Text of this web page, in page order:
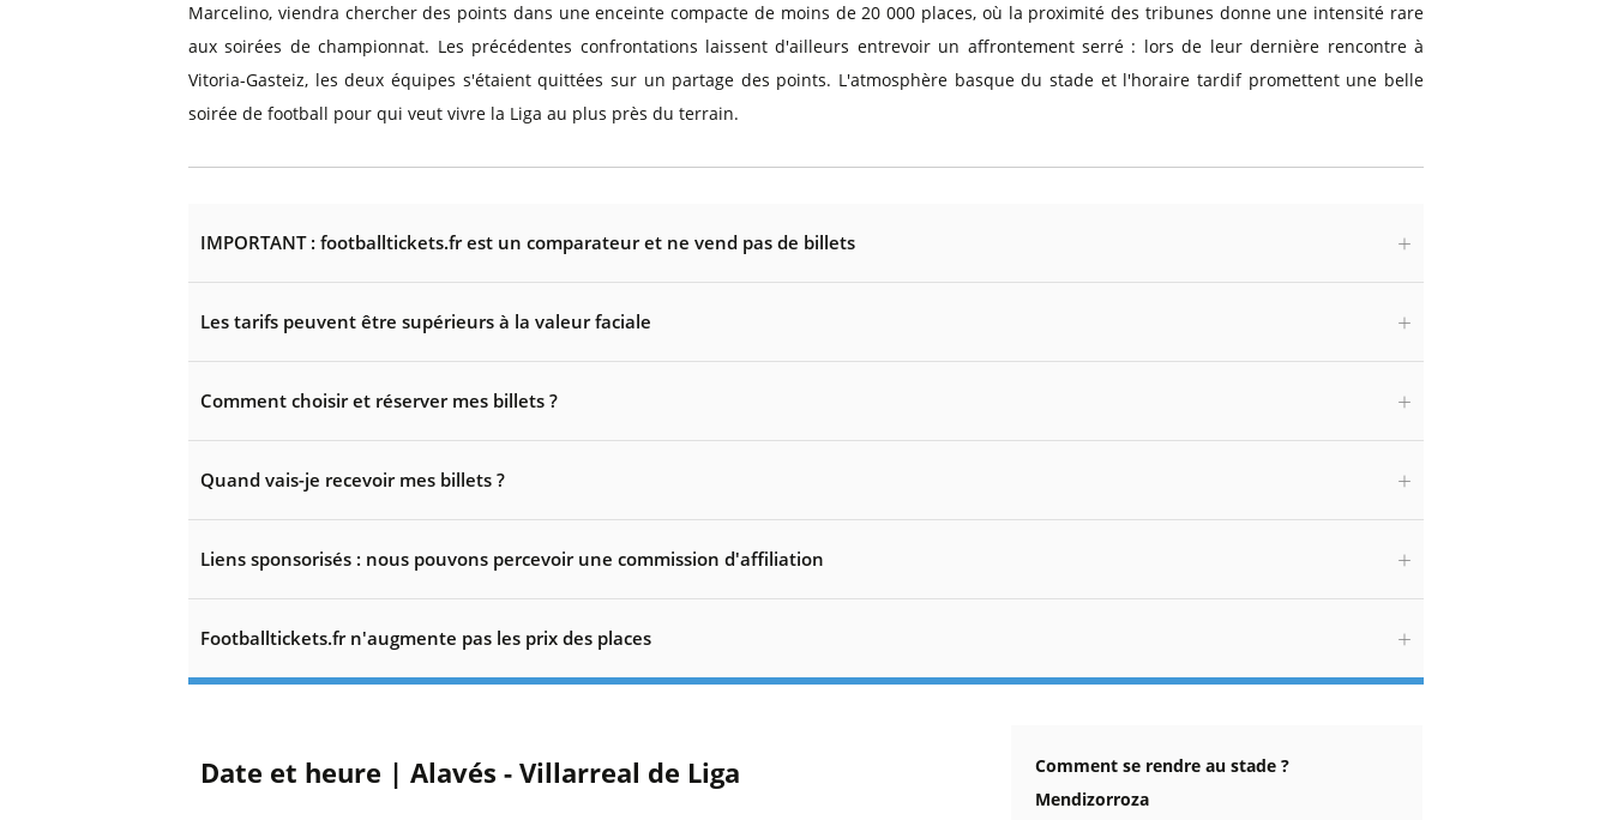
Marcelino, viendra chercher des points dans une enceinte compacte de moins de 20 000 places, où la proximité des tribunes donne une intensité rare
aux soirées de championnat. Les précédentes confrontations laissent d'ailleurs entrevoir un affrontement serré : lors de leur dernière rencontre à
Vitoria-Gasteiz, les deux équipes s'étaient quittées sur un partage des points. L'atmosphère basque du stade et l'horaire tardif promettent une belle
soirée de football pour qui veut vivre la Liga au plus près du terrain.
IMPORTANT : footballtickets.fr est un comparateur et ne vend pas de billets
Les tarifs peuvent être supérieurs à la valeur faciale
Comment choisir et réserver mes billets ?
Quand vais-je recevoir mes billets ?
Liens sponsorisés : nous pouvons percevoir une commission d'affiliation
Footballtickets.fr n'augmente pas les prix des places
Date et heure | Alavés - Villarreal de Liga
Comment se rendre au stade ?
Mendizorroza